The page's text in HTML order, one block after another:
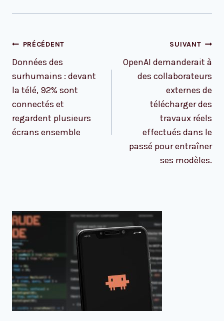
Navigation
l’article
PRÉCÉDENT
Données des
surhumains : devant
la télé, 92% sont
connectés et
regardent plusieurs
écrans ensemble
SUIVANT
OpenAI demanderait à
des collaborateurs
externes de
télécharger des
travaux réels
effectués dans le
passé pour entraîner
ses modèles.